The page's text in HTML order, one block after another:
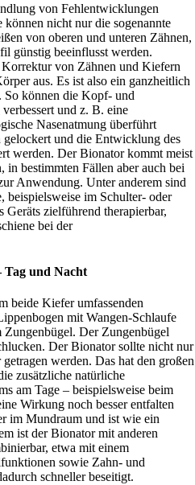
von Fehlentwicklungen
können nicht nur die sogenannte
von oberen und unteren Zähnen,
günstig beeinflusst werden.
von Zähnen und Kiefern
aus. Es ist also ein ganzheitlich
So können die Kopf- und
und z. B. eine
Nasenatmung überführt
und die Entwicklung des
werden. Der Bionator kommt meist
bestimmten Fällen aber auch bei
Anwendung. Unter anderem sind
beispielsweise im Schulter- oder
zielführend therapierbar,
bei der
Tag und Nacht
beide Kiefer umfassenden
mit Wangen-Schlaufe
Der Zungenbügel
Der Bionator sollte nicht nur
werden. Das hat den großen
zusätzliche natürliche
am Tage – beispielsweise beim
Wirkung noch besser entfalten
im Mundraum und ist wie ein
ist der Bionator mit anderen
etwa mit einem
sowie Zahn- und
schneller beseitigt.